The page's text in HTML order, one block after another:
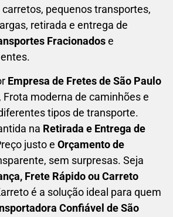
carretos, pequenos transportes,
retirada e entrega de
Fracionadose
Empresa de Fretesde São Paulo
, Frota moderna de caminhões e
tipos de transporte.
na Retirada e Entrega de
justo e Orçamento de
sem surpresas. Seja
Frete Rápido ou Carreto
é a solução ideal para quem
Confiável de São